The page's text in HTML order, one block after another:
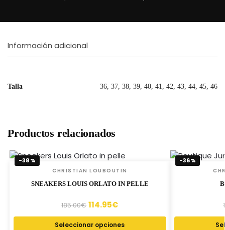
Información adicional
Talla 36, 37, 38, 39, 40, 41, 42, 43, 44, 45, 46
Productos relacionados
-38%
CHRISTIAN LOUBOUTIN
SNEAKERS LOUIS ORLATO IN PELLE
185.00€ 114.95€
Seleccionar opciones
-36%